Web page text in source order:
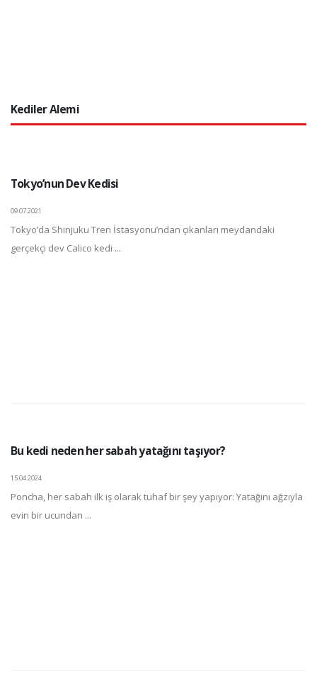
Kediler Alemi
Tokyo’nun Dev Kedisi
09.07.2021
Tokyo’da Shinjuku Tren İstasyonu’ndan çıkanları meydandaki
gerçekçi dev Calico kedi ...
Bu kedi neden her sabah yatağını taşıyor?
15.04.2024
Poncha, her sabah ilk iş olarak tuhaf bir şey yapıyor: Yatağını ağzıyla
evin bir ucundan ...